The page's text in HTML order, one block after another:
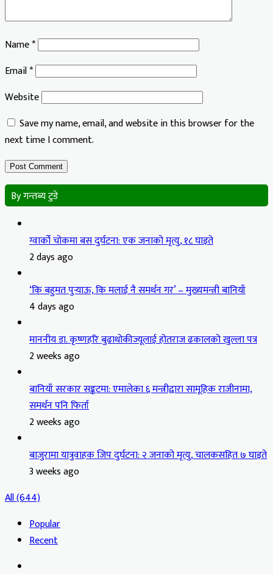
Name*
Email*
Website
Save my name, email, and website in this browser for the
next time I comment.
By गन्तब्य टुडे
ग्वार्को चोकमा बस दुर्घटना: एक जनाको मृत्यु, १८ घाइते
2 days ago
‘कि बहुमत पुर्‍याऊ, कि मलाई नै समर्थन गर’ – मुख्यमन्त्री बानियाँ
4 days ago
माननीय डा. कृष्णहरि बुढाथोकीज्यूलाई होतराज ढकालको खुल्ला पत्र
2 weeks ago
बानियाँ सरकार सङ्कटमा: एमालेका ६ मन्त्रीद्वारा सामूहिक राजीनामा,
समर्थन पनि फिर्ता
2 weeks ago
बाजुरामा यात्रुवाहक जिप दुर्घटना: २ जनाको मृत्यु, चालकसहित ७ घाइते
3 weeks ago
All (644)
Popular
Recent